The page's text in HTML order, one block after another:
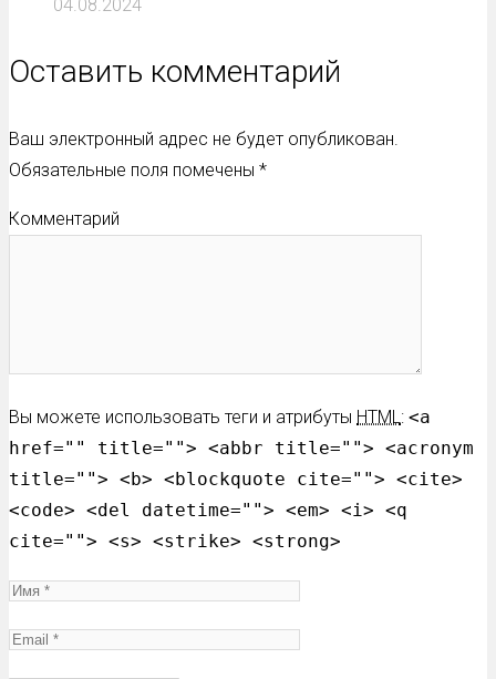
04.08.2024
Оставить комментарий
Ваш электронный адрес не будет опубликован.
Обязательные поля помечены *
Комментарий
Вы можете использовать теги и атрибуты HTML: <a
href="" title=""> <abbr title=""> <acronym
title=""> <b> <blockquote cite=""> <cite>
<code> <del datetime=""> <em> <i> <q
cite=""> <s> <strike> <strong>